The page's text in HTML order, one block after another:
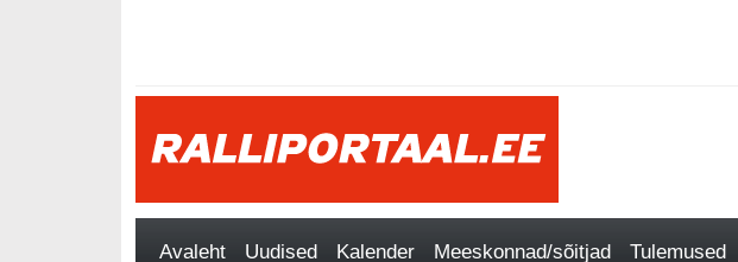
Avaleht Uudised Kalender Meeskonnad/sõitjad Tulemused